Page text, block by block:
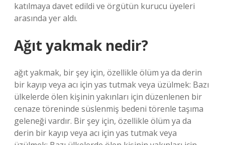
katılmaya davet edildi ve örgütün kurucu üyeleri
arasında yer aldı.
Ağıt yakmak nedir?
ağıt yakmak, bir şey için, özellikle ölüm ya da derin
bir kayıp veya acı için yas tutmak veya üzülmek: Bazı
ülkelerde ölen kişinin yakınları için düzenlenen bir
cenaze töreninde süslenmiş bedeni törenle taşıma
geleneği vardır. Bir şey için, özellikle ölüm ya da
derin bir kayıp veya acı için yas tutmak veya